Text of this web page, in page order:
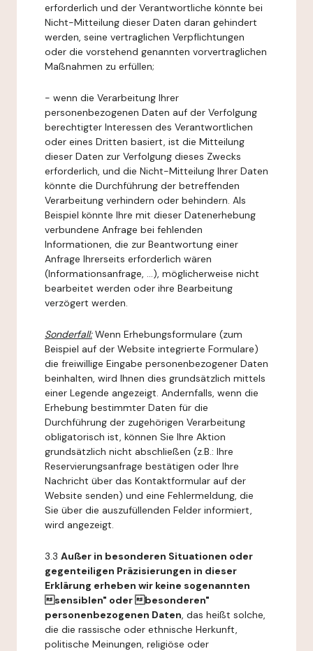
erforderlich und der Verantwortliche könnte bei
Nicht-Mitteilung dieser Daten daran gehindert
werden, seine vertraglichen Verpflichtungen
oder die vorstehend genannten vorvertraglichen
Maßnahmen zu erfüllen;
- wenn die Verarbeitung Ihrer
personenbezogenen Daten auf der Verfolgung
berechtigter Interessen des Verantwortlichen
oder eines Dritten basiert, ist die Mitteilung
dieser Daten zur Verfolgung dieses Zwecks
erforderlich, und die Nicht-Mitteilung Ihrer Daten
könnte die Durchführung der betreffenden
Verarbeitung verhindern oder behindern. Als
Beispiel könnte Ihre mit dieser Datenerhebung
verbundene Anfrage bei fehlenden
Informationen, die zur Beantwortung einer
Anfrage Ihrerseits erforderlich wären
(Informationsanfrage, ...), möglicherweise nicht
bearbeitet werden oder ihre Bearbeitung
verzögert werden.
Sonderfall:Wenn Erhebungsformulare (zum
Beispiel auf der Website integrierte Formulare)
die freiwillige Eingabe personenbezogener Daten
beinhalten, wird Ihnen dies grundsätzlich mittels
einer Legende angezeigt. Andernfalls, wenn die
Erhebung bestimmter Daten für die
Durchführung der zugehörigen Verarbeitung
obligatorisch ist, können Sie Ihre Aktion
grundsätzlich nicht abschließen (z.B.: Ihre
Reservierungsanfrage bestätigen oder Ihre
Nachricht über das Kontaktformular auf der
Website senden) und eine Fehlermeldung, die
Sie über die auszufüllenden Felder informiert,
wird angezeigt.
3.3 Außer in besonderen Situationen oder
gegenteiligen Präzisierungen in dieser
Erklärung erheben wir keine sogenannten
sensiblen" oder besonderen"
personenbezogenen Daten, das heißt solche,
die die rassische oder ethnische Herkunft,
politische Meinungen, religiöse oder